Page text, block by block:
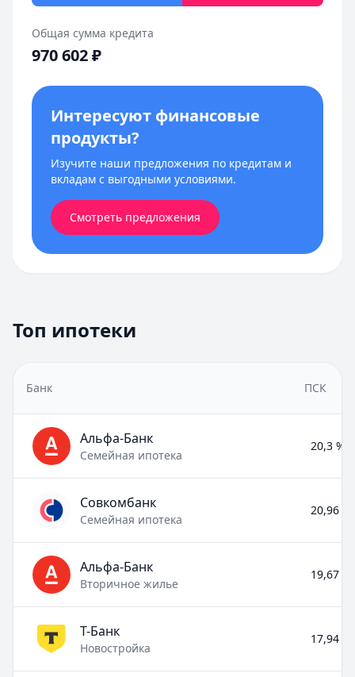
Общая сумма кредита
970 602₽
Интересуют финансовые
продукты?
Изучите наши предложения по кредитам и
вкладам с выгодными условиями.
Смотреть предложения
Топ ипотеки
Банк ПСК
Альфа-Банк
Семейная ипотека
20,3 %
Совкомбанк
Семейная ипотека
20,96 %
Альфа-Банк
Вторичное жилье
19,67
Т-Банк
Новостройка
17,94